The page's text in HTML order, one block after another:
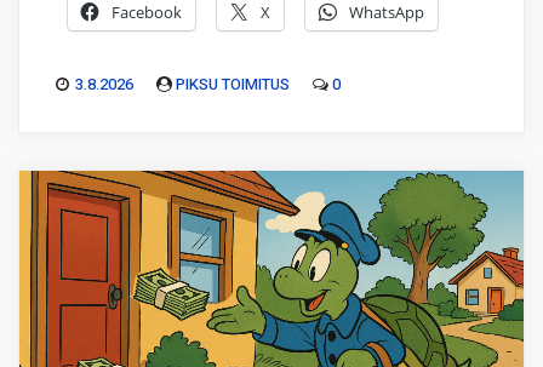
Facebook X WhatsApp
3.8.2026 PIKSU TOIMITUS 0